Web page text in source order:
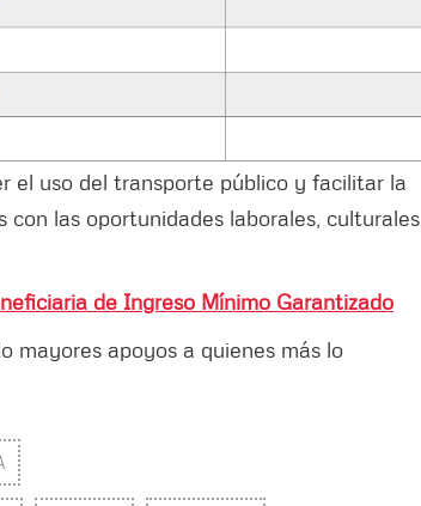
el uso del transporte público y facilitar la
las oportunidades laborales, culturales,
de Ingreso Mínimo Garantizado
mayores apoyos a quienes más lo